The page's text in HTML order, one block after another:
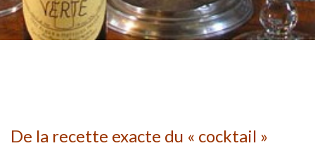
De la recette exacte du « cocktail »